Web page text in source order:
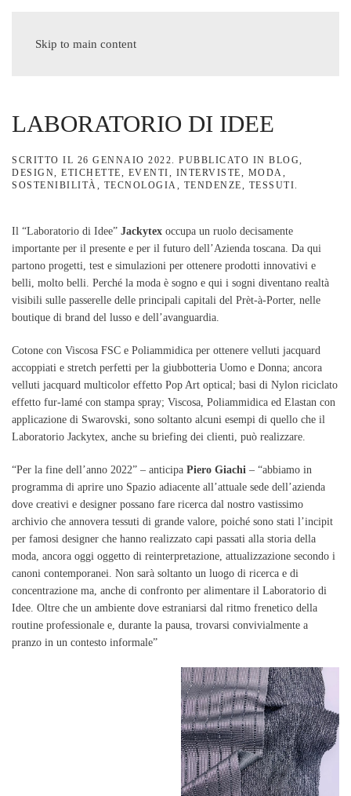
Skip to main content
LABORATORIO DI IDEE
SCRITTO IL 26 GENNAIO 2022. PUBBLICATO IN BLOG,
DESIGN, ETICHETTE, EVENTI, INTERVISTE, MODA,
SOSTENIBILITÀ, TECNOLOGIA, TENDENZE, TESSUTI.
Il “Laboratorio di Idee” Jackytex occupa un ruolo decisamente
importante per il presente e per il futuro dell’Azienda toscana. Da qui
partono progetti, test e simulazioni per ottenere prodotti innovativi e
belli, molto belli. Perché la moda è sogno e qui i sogni diventano realtà
visibili sulle passerelle delle principali capitali del Prèt-à-Porter, nelle
boutique di brand del lusso e dell’avanguardia.
Cotone con Viscosa FSC e Poliammidica per ottenere velluti jacquard
accoppiati e stretch perfetti per la giubbotteria Uomo e Donna; ancora
velluti jacquard multicolor effetto Pop Art optical; basi di Nylon riciclato
effetto fur-lamé con stampa spray; Viscosa, Poliammidica ed Elastan con
applicazione di Swarovski, sono soltanto alcuni esempi di quello che il
Laboratorio Jackytex, anche su briefing dei clienti, può realizzare.
“Per la fine dell’anno 2022” – anticipa Piero Giachi – “abbiamo in
programma di aprire uno Spazio adiacente all’attuale sede dell’azienda
dove creativi e designer possano fare ricerca dal nostro vastissimo
archivio che annovera tessuti di grande valore, poiché sono stati l’incipit
per famosi designer che hanno realizzato capi passati alla storia della
moda, ancora oggi oggetto di reinterpretazione, attualizzazione secondo i
canoni contemporanei. Non sarà soltanto un luogo di ricerca e di
concentrazione ma, anche di confronto per alimentare il Laboratorio di
Idee. Oltre che un ambiente dove estraniarsi dal ritmo frenetico della
routine professionale e, durante la pausa, trovarsi convivialmente a
pranzo in un contesto informale”